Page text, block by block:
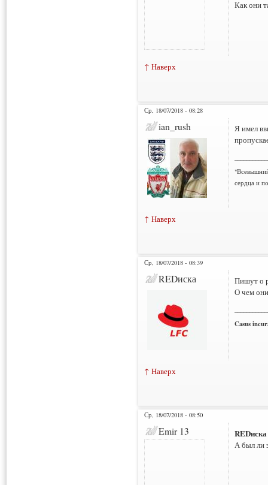
Как они
↑ Наверх
Ср, 18/07/2018 - 08:28
ian_rush
Я имел
сердца и
↑ Наверх
Ср, 18/07/2018 - 08:39
REDиска
Пишут о
О чем
Casus
↑ Наверх
Ср, 18/07/2018 - 08:50
Emir 13 REDиска
А был ли